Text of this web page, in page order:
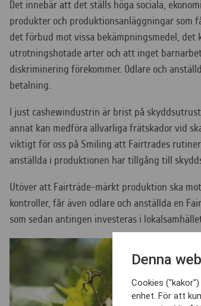
Det innebär att det ställs höga sociala,
produkter och produktionsanläggningar som
det förbud mot vissa bekämpningsmedel, det
utrotningshotade arter och att inget
diskriminering förekommer. Odlare och
betalning.
I just cashewindustrin är brist på
annat kan medföra allvarliga frätskador vid
viktigt för oss på Smiling att Fairtrades
anställda i produktionen har tillgång till
Utöver att Fairträde-märkt produktion ska
kontroller, får även odlare och anställda en
som sedan antingen investeras i
Denna
Cookies
enhet. För att